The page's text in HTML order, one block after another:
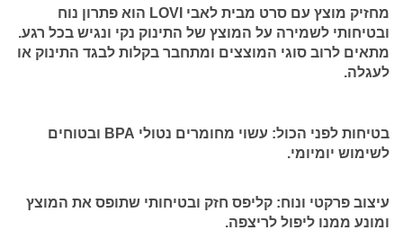
מחזיק מוצץ עם סרט מבית לאבי LOVI
הוא פתרון נוח
ובטיחותי לשמירה על המוצץ של התינוק נקי ונגיש בכל רגע.
מתאים לרוב סוגי המוצצים ומתחבר בקלות לבגד התינוק או
לעגלה.
בטיחות לפני הכול:
עשוי מחומרים נטולי BPA ובטוחים
לשימוש יומיומי.
עיצוב פרקטי ונוח: קליפס חזק ובטיחותי שתופס את המוצץ
ומונע ממנו ליפול לריצפה.